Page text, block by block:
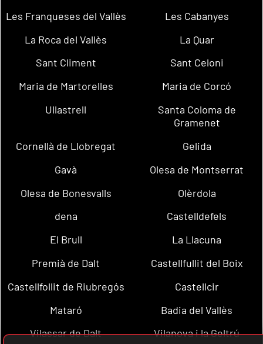
Les Franqueses del Vallès
Les Cabanyes
La Roca del Vallès
La Quar
Sant Climent
Sant Celoni
Maria de Martorelles
Maria de Corcó
Ullastrell
Santa Coloma de
Gramenet
Cornellà de Llobregat
Gelida
Gavà
Olesa de Montserrat
Olesa de Bonesvalls
Olèrdola
dena
Castelldefels
El Brull
La Llacuna
Premià de Dalt
Castellfullit del Boix
Castellfollit de Riubregós
Castellcir
Mataró
Badia del Vallès
Vilassar de Dalt
Vilanova i la Geltrú